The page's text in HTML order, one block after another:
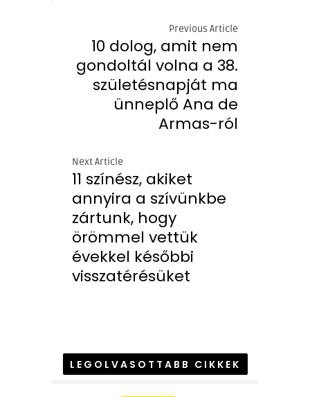
Previous Article
10 dolog, amit nem
gondoltál volna a 38.
születésnapját ma
ünneplő Ana de
Armas-ról
Next Article
11 színész, akiket
annyira a szívünkbe
zártunk, hogy
örömmel vettük
évekkel későbbi
visszatérésüket
LEGOLVASOTTABB CIKKEK